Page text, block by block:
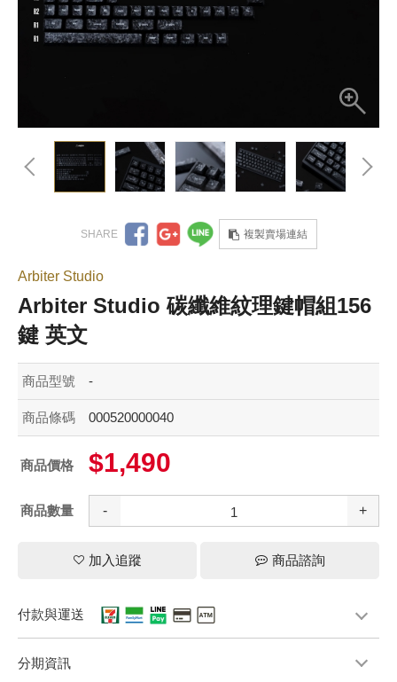
複製賣場連結
Arbiter Studio
Arbiter Studio 碳纖維紋理鍵帽組156
鍵 英文
商品型號 -
商品條碼 000520000040
商品價格 $1,490
商品數量 - +
加入追蹤 商品諮詢
付款與運送
分期資訊